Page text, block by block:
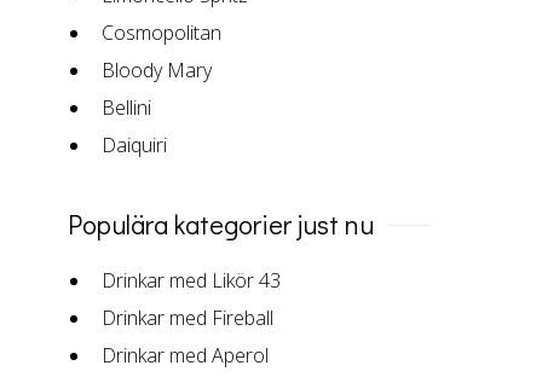
Cosmopolitan
Bloody Mary
Bellini
Daiquiri
Populära kategorier just nu
Drinkar med Likör 43
Drinkar med Fireball
Drinkar med Aperol